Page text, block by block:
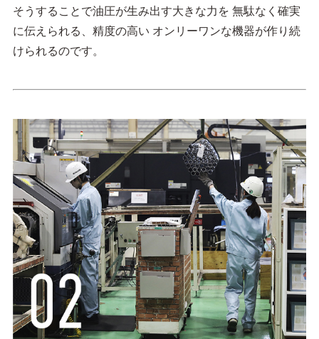
そうすることで油圧が生み出す大きな力を 無駄なく確実
に伝えられる、精度の高い オンリーワンな機器が作り続
けられるのです。